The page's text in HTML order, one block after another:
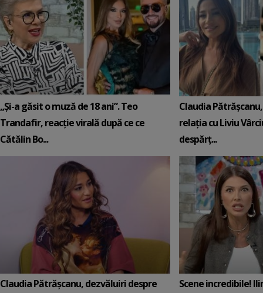
„Și-a găsit o muză de 18 ani”. Teo
Trandafir, reacție virală după ce ce
Cătălin Bo...
Claudia
relația cu Liviu
despărț...
Claudia Pătrășcanu, dezvăluiri despre Scene incredibile!